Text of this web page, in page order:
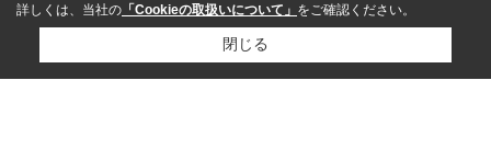
詳しくは、当社の 「Cookieの取扱いについて」 をご確認ください。
閉じる